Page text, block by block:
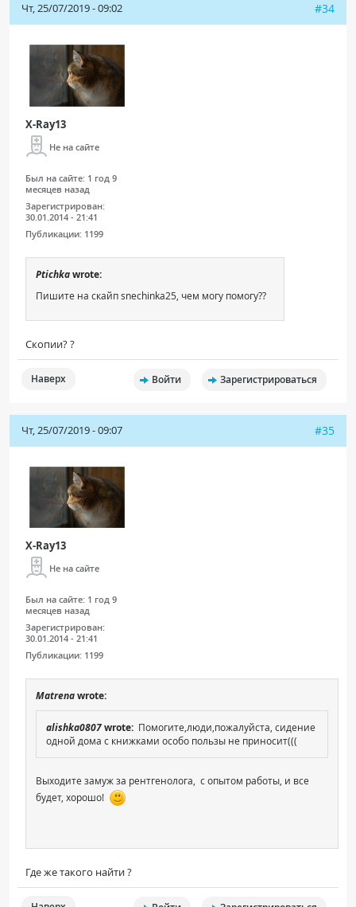
Чт, 25/07/2019 - 09:02 #34
X-Ray13
Не на сайте
Был на сайте: 1 год 9
месяцев назад
Зарегистрирован:
30.01.2014 - 21:41
Публикации: 1199
Ptichkawrote:
Пишите на скайп snechinka25, чем могу помогу??
Скопии? ?
Наверх Войти Зарегистрироваться
Чт, 25/07/2019 - 09:07 #35
X-Ray13
Не на сайте
Был на сайте: 1 год 9
месяцев назад
Зарегистрирован:
30.01.2014 - 21:41
Публикации: 1199
Matrenawrote:
alishka0807wrote: Помогите,люди,пожалуйста, сидение
одной дома с книжками особо пользы не приносит(((
Выходите замуж за рентгенолога, с опытом работы, и все
будет, хорошо!
Где же такого найти ?